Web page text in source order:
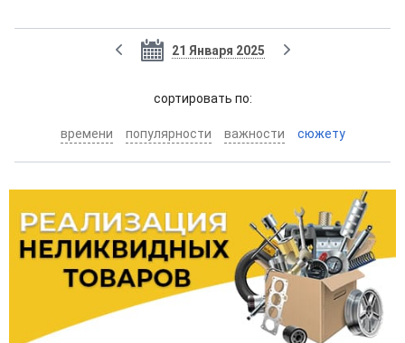
21 Января 2025
cортировать по:
времени популярности важности сюжету